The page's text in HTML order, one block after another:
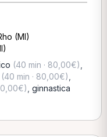
(MI)
(40 min · 80,00€)
(40 min · 80,00€)
ginnastica